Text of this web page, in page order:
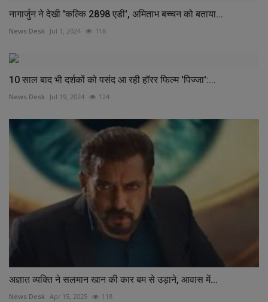
नागार्जुन ने देखी 'कल्कि 2898 एडी', अमिताभ बच्चन को बताया...
News Desk Jul 1, 2024 118
10 साल बाद भी दर्शकों को पसंद आ रही हॉरर फिल्म 'पिज्जा':...
News Desk Jul 19, 2024 124
अज्ञात व्यक्ति ने सलमान खान की कार बम से उड़ाने, आवास में...
News Desk Apr 15, 2025 118